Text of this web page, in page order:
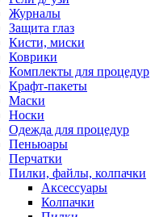
Журналы
Защита глаз
Кисти, миски
Коврики
Комплекты для процедур
Крафт-пакеты
Маски
Носки
Одежда для процедур
Пеньюары
Перчатки
Пилки, файлы, колпачки
Аксессуары
Колпачки